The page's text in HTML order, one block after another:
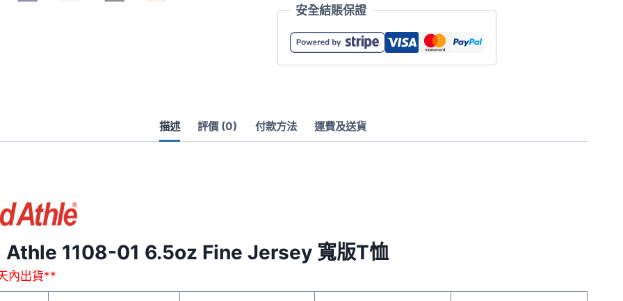
Jersey
量
安全結賬保證
描述 評價 (0) 付款方法 運費及送貨
1108-01 6.5oz Fine Jersey 寬版T恤
內出貨**